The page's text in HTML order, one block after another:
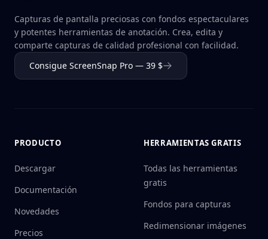
Capturas de pantalla preciosas con fondos espectaculares
y potentes herramientas de anotación. Crea, edita y
comparte capturas de calidad profesional con facilidad.
Consigue ScreenSnap Pro — 39 $
PRODUCTO
Descargar
Documentación
Novedades
Precios
HERRAMIENTAS GRATIS
Todas las herramientas
gratis
Fondos para capturas
Redimensionar imágenes